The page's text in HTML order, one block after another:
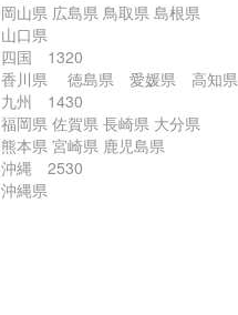
岡山県 広島県 鳥取県 島根県
山口県
四国 1320
香川県 徳島県 愛媛県 高知県
九州 1430
福岡県 佐賀県 長崎県 大分県
熊本県 宮崎県 鹿児島県
沖縄 2530
沖縄県